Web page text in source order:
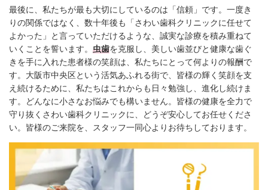
最後に、私たちが最も大切にしているのは「信頼」です。一度き
りの関係ではなく、数十年後も「さわい歯科クリニックに任せて
よかった」と言っていただけるような、誠実な診療を積み重ねて
いくことを誓います。 虫歯を克服し、美しい歯並びと健康な歯ぐ
きを手に入れた患者様の笑顔は、私たちにとって何よりの報酬で
す。大阪市中央区という活気あふれる街で、皆様の輝く笑顔を支
え続けるために、私たちはこれからも日々勉強し、進化し続けま
す。どんなに小さなお悩みでも構いません。皆様の健康を全力で
守り抜くさわい歯科クリニックに、どうぞ安心してお任せくださ
い。皆様のご来院を、スタッフ一同心よりお待ちしております。